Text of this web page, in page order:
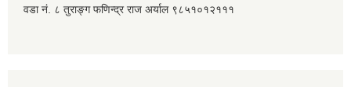
वडा नं. ८ तुराङ्ग फणिन्द्र राज अर्याल ९८५१०१२१११